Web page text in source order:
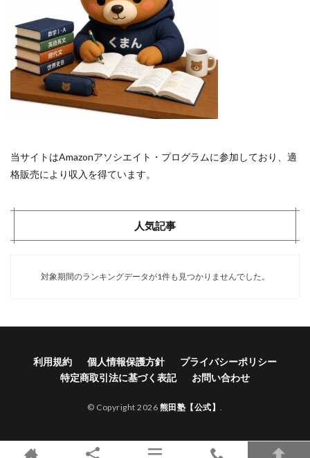
当サイトはAmazonアソシエイト・プログラムに参加しており、適
格販売により収入を得ています。
人気記事
対象期間のランキングデータが1件も見つかりませんでした。
利用規約 個人情報保護方針
プライバシーポリシー
特定商取引法に基づく表記
お問い合わせ
© Copyright 2026 熊田塾【公式】.